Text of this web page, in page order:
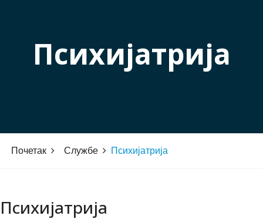
Психијатрија
Почетак Службе Психијатрија
Психијатрија